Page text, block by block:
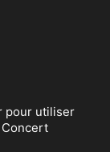
pour utiliser